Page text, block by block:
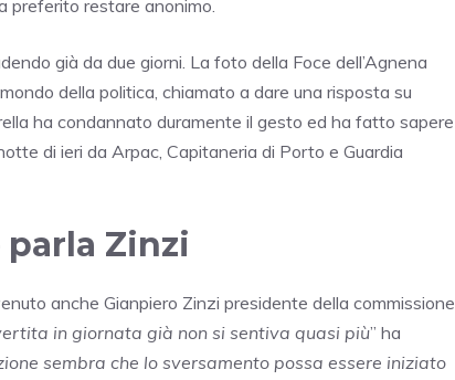
preferito restare anonimo.
già da due giorni. La foto della Foce dell’Agnena
della politica, chiamato a dare una risposta su
ha condannato duramente il gesto ed ha fatto sapere
di ieri da Arpac, Capitaneria di Porto e Guardia
Zinzi
anche Gianpiero Zinzi presidente della commissione
in giornata già non si sentiva quasi più” ha
sembra che lo sversamento possa essere iniziato